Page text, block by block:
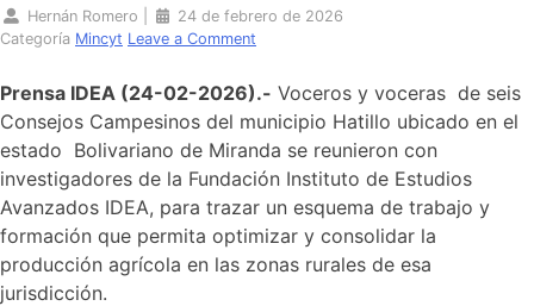
Hernán Romero
24 de febrero de 2026
Categoría Mincyt Leave a Comment
Prensa IDEA (24-02-2026).- Voceros y voceras de seis
Consejos Campesinos del municipio Hatillo ubicado en el
estado Bolivariano de Miranda se reunieron con
investigadores de la Fundación Instituto de Estudios
Avanzados IDEA, para trazar un esquema de trabajo y
formación que permita optimizar y consolidar la
producción agrícola en las zonas rurales de esa
jurisdicción.